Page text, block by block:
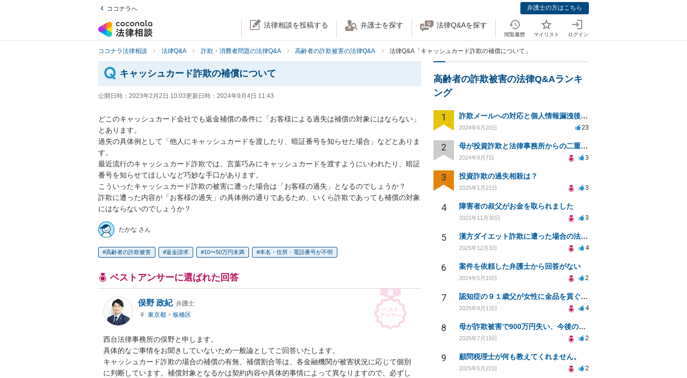
ココナラへ 弁護士の方はこちら
法律相談を投稿する 弁護士を探す 法律Q&Aを探す
閲覧履歴 マイリスト ログイン
ココナラ法律相談 法律Q&A 詐欺・消費者問題の法律Q&A 高齢者の詐欺被害の法律Q&A 法律Q&A「キャッシュカード詐欺の補償について」
キャッシュカード詐欺の補償について
公開日時： 2023年2月2日 10:03更新日時： 2024年9月4日 11:43
どこのキャッシュカード会社でも返金補償の条件に「お客様による過失は補償の対象にはならない」
とあります。
過失の具体例として「他人にキャッシュカードを渡したり、暗証番号を知らせた場合」などとありま
す。
最近流行のキャッシュカード詐欺では、言葉巧みにキャッシュカードを渡すようにいわれたり、暗証
番号を知らせてほしいなど巧妙な手口があります。
こういったキャッシュカード詐欺の被害に遭った場合は「お客様の過失」となるのでしょうか？
詐欺に遭った内容が「お客様の過失」の具体例の通りであるため、いくら詐欺であっても補償の対象
にはならないのでしょうか？
たかな さん
高齢者の詐欺被害 返金請求 10〜50万円未満 本名・住所・電話番号が不明
ベストアンサーに選ばれた回答
俣野 政紀 弁護士
東京都 > 板橋区
西台法律事務所の俣野と申します。
具体的なご事情をお聞きしていないため一般論としてご回答いたします。
キャッシュカード詐欺の場合の補償の有無、補償割合等は、各金融機関が被害状況に応じて個別
に判断しています。補償対象となるかは契約内容や具体的事情によって異なりますので、必ずし
高齢者の詐欺被害の法律Q&Aランキ
ング
1 詐欺メールへの対応と個人情報漏洩後の対策について相談
2024年6月20日 23
2 母が投資詐欺と法律事務所からの二重詐欺に遭いお金を取り戻す方法は？
2024年8月7日 3
3 投資詐欺の過失相殺は？
2025年1月21日 3
4 障害者の叔父がお金を取られました
2021年11月30日 3
5 漢方ダイエット詐欺に遭った場合の法的対処法は？
2025年12月3日 4
6 案件を依頼した弁護士から回答がない
2024年5月10日 2
7 認知症の９１歳父が女性に金品を貢ぐのをやめさせたい
2025年8月13日 4
8 母が詐欺被害で900万円失い、今後の対応を相談したい
2025年7月19日 2
9 顧問税理士が何も教えてくれません。
2025年5月22日 2